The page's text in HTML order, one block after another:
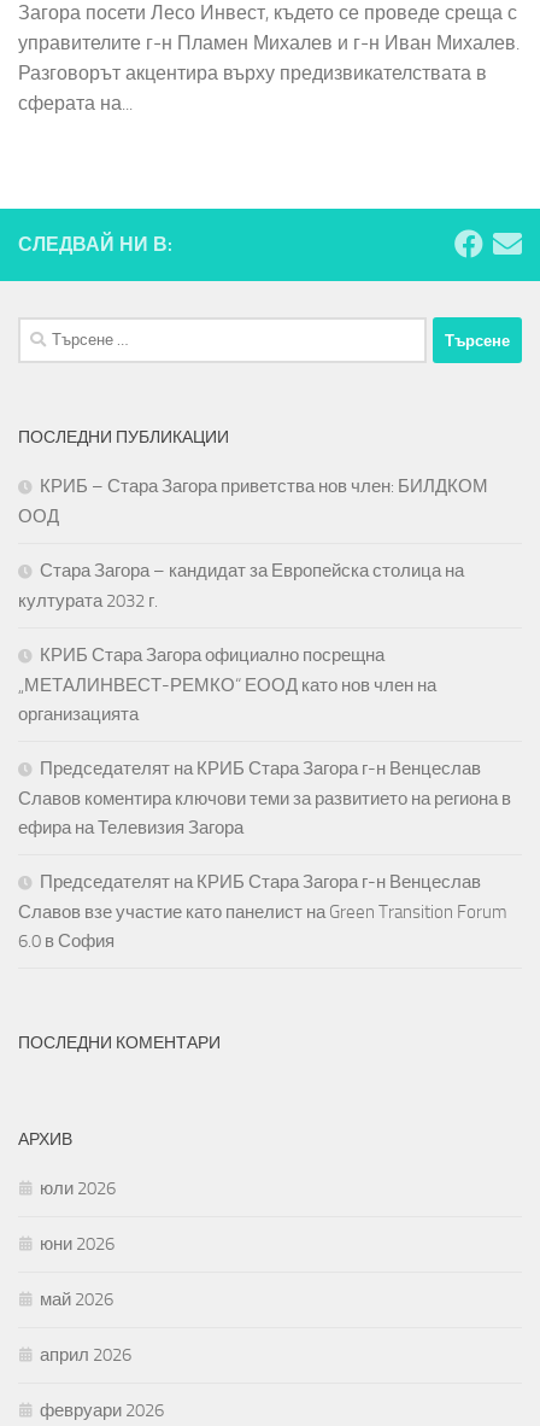
Загора посети Лесо Инвест, където се проведе среща с
управителите г-н Пламен Михалев и г-н Иван Михалев.
Разговорът акцентира върху предизвикателствата в
сферата на...
СЛЕДВАЙ НИ В:
Търсене
за:
ПОСЛЕДНИ ПУБЛИКАЦИИ
КРИБ – Стара Загора приветства нов член: БИЛДКОМ
ООД
Стара Загора – кандидат за Европейска столица на
културата 2032 г.
КРИБ Стара Загора официално посрещна
„МЕТАЛИНВЕСТ-РЕМКО“ ЕООД като нов член на
организацията
Председателят на КРИБ Стара Загора г-н Венцеслав
Славов коментира ключови теми за развитието на региона в
ефира на Телевизия Загора
Председателят на КРИБ Стара Загора г-н Венцеслав
Славов взе участие като панелист на Green Transition Forum
6.0 в София
ПОСЛЕДНИ КОМЕНТАРИ
АРХИВ
юли 2026
юни 2026
май 2026
април 2026
февруари 2026